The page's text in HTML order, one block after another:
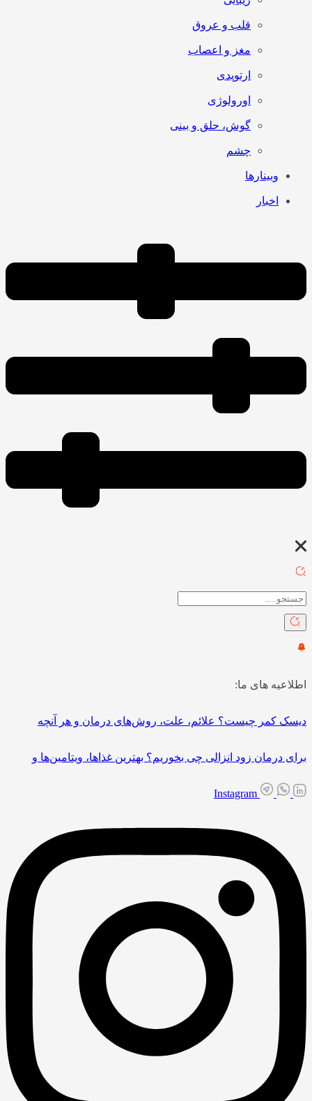
قلب و عروق
مغز و اعصاب
ارتوپدی
اورولوژی
گوش، حلق و بینی
چشم
وبینارها
اخبار
اطلاعیه های ما:
دیسک کمر چیست؟ علائم، علت، روش‌های درمان و هر آنچه
برای درمان زود انزالی چی بخوریم؟ بهترین غذاها، ویتامین‌ها و
Instagram